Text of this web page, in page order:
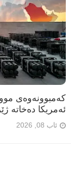
کەمبوونەوەی
ئەمریکا دەخاتە
ئاب 08, 2026